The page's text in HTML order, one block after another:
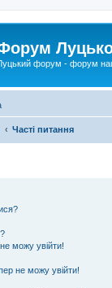
форум - форум
Часті питання
можу увійти!
не можу увійти!